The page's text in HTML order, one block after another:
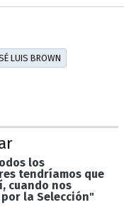
LUIS BROWN
los
tendríamos que
cuando nos
la Selección"